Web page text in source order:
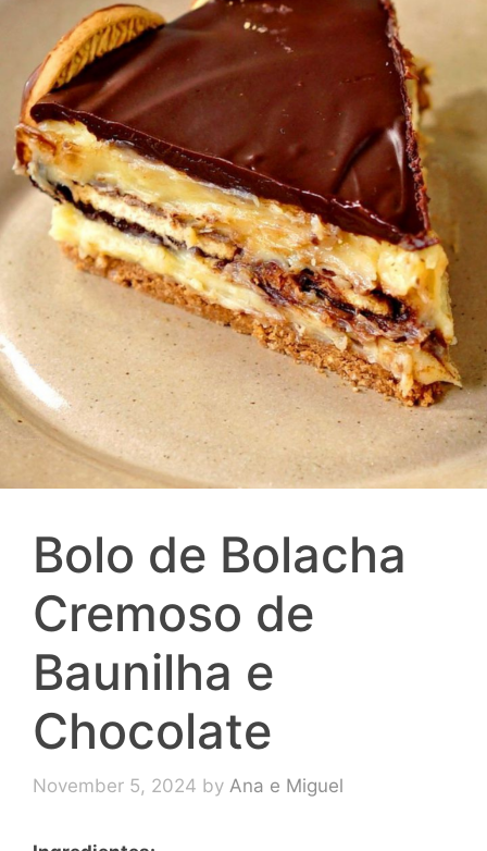
Bolo de Bolacha
Cremoso de
Baunilha e
Chocolate
November 5, 2024 by Ana e Miguel